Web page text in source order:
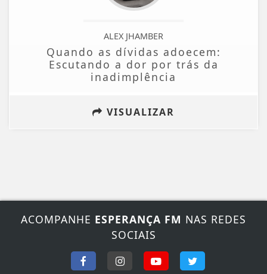
ALEX JHAMBER
Quando as dívidas adoecem:
Escutando a dor por trás da
inadimplência
VISUALIZAR
ACOMPANHE ESPERANÇA FM NAS REDES
SOCIAIS